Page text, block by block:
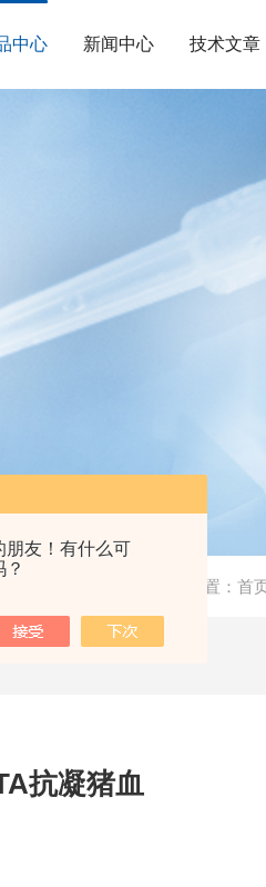
朋友！有什么可
？
中心 新闻中心 技术文章
当前位置：首
抗凝猪血